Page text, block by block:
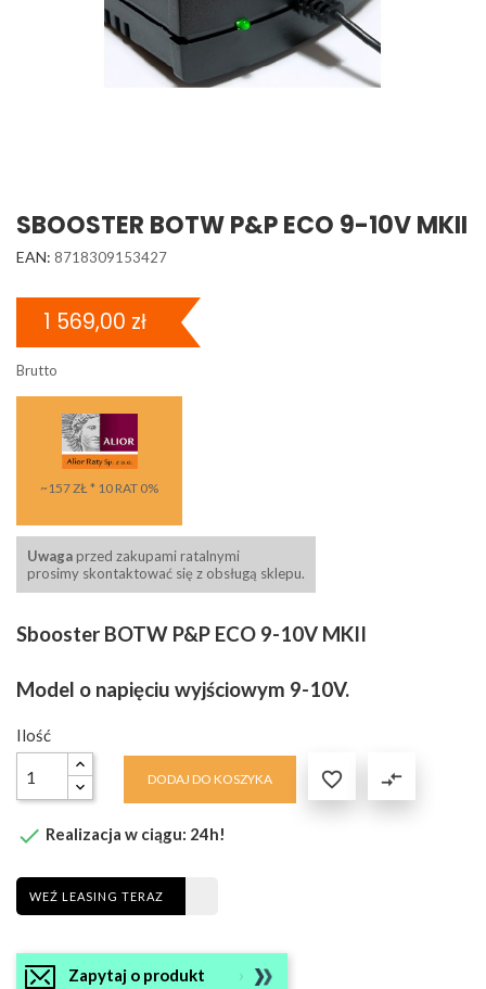
SBOOSTER BOTW P&P ECO 9-10V MKII
EAN: 8718309153427
1 569,00 zł
Brutto
~157 ZŁ * 10 RAT 0%
Uwaga przed zakupami ratalnymi
prosimy skontaktować się z obsługą sklepu.
Sbooster BOTW P&P ECO 9-10V MKII
Model o napięciu wyjściowym 9-10V.
Ilość
DODAJ DO KOSZYKA  compare_arrows
 Realizacja w ciągu: 24h!
WEŹ LEASING TERAZ
Zapytaj o produkt